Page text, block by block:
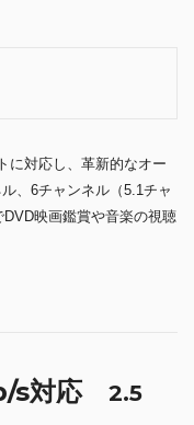
に対応し、革新的なオー
、6チャンネル（5.1チャ
映画鑑賞や音楽の視聴
s対応 2.5